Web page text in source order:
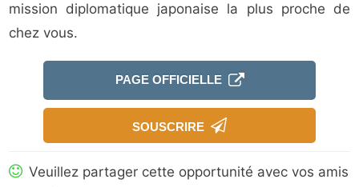
mission diplomatique japonaise la plus proche de
chez vous.
PAGE OFFICIELLE
SOUSCRIRE
Veuillez partager cette opportunité avec vos amis